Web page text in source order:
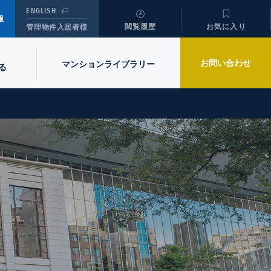
ENGLISH
管理物件入居者様
閲覧履歴 お気に入り
マンションライブラリー お問い合わせ